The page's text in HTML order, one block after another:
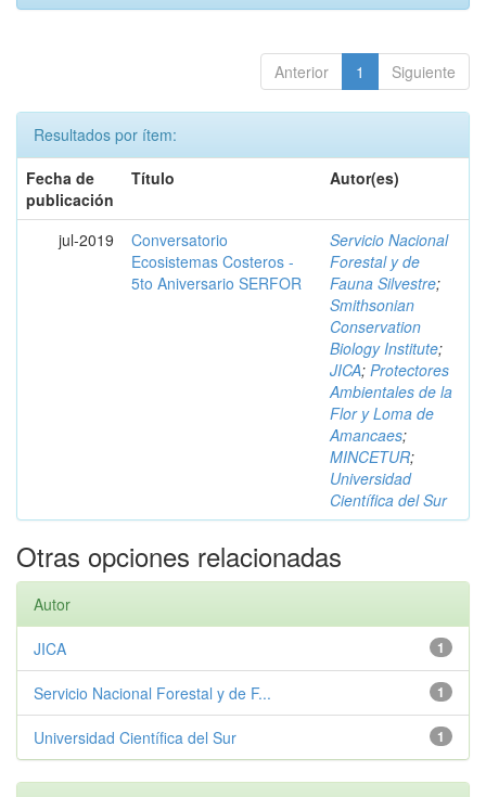
Anterior 1 Siguiente
Resultados por ítem:
Fecha de
publicación
Título Autor(es)
jul-2019
Conversatorio
Ecosistemas Costeros -
5to Aniversario SERFOR
Servicio Nacional
Forestal y de
Fauna Silvestre;
Smithsonian
Conservation
Biology Institute;
JICA; Protectores
Ambientales de la
Flor y Loma de
Amancaes;
MINCETUR;
Universidad
Científica del Sur
Otras opciones relacionadas
Autor
1
JICA
1
Servicio Nacional Forestal y de F...
1
Universidad Científica del Sur